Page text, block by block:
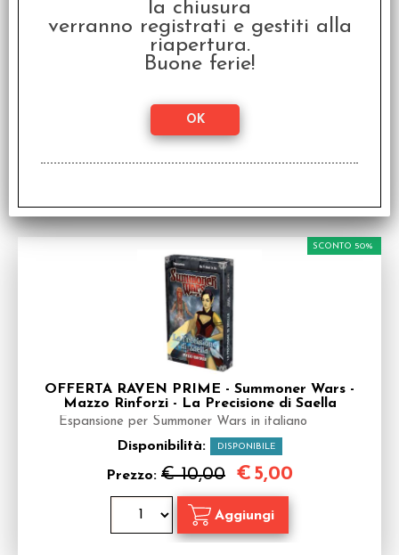
OFFERTA RAVEN PRIME - Summoner Wars -
Mazzo Rinforzi - La Lama di Goodwin
Espansione per Summoner Wars in italiano
€ 10,00
OFFERTA RAVEN PRIME - Summoner Wars -
Mazzo Rinforzi - La Precisione di Saella
Espansione per Summoner Wars in italiano
Disponibilità: DISPONIBILE
Prezzo: € 10,00
SCONTO 50%
€ 5,00
la chiusura
verranno registrati e gestiti alla
riapertura.
Buone ferie!